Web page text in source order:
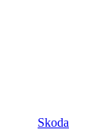
Skoda